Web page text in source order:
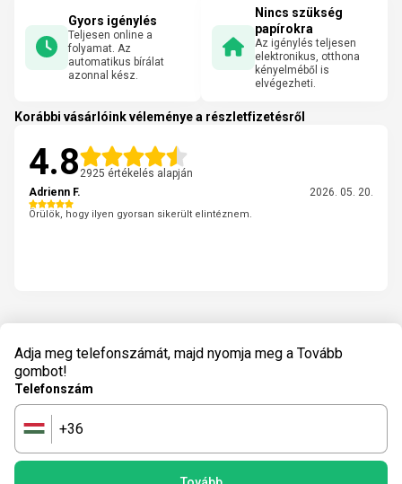
Gyors igénylés
Teljesen online a
folyamat. Az
automatikus bírálat
azonnal kész.
Nincs szükség
papírokra
Az igénylés teljesen
elektronikus, otthona
kényelméből is
elvégezheti.
Korábbi vásárlóink véleménye a részletfizetésről
4.8 2925 értékelés alapján
Adrienn F.
2026. 05. 20.
Örülök, hogy ilyen gyorsan sikerült elintéznem.
Adja meg telefonszámát, majd nyomja meg a Tovább
gombot!
Telefonszám
🇭🇺 +36